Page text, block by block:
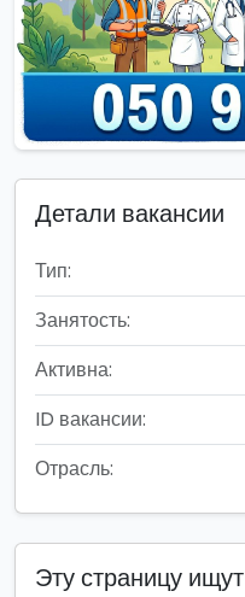
Детали вакансии
Тип:
Занятость:
Активна:
ID вакансии:
Отрасль:
Эту страницу ищут